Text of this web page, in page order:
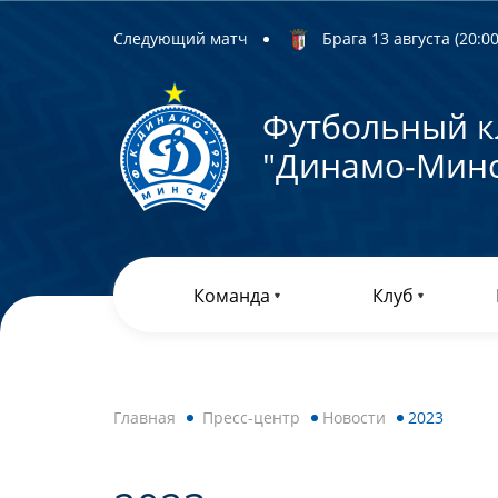
Следующий матч Брага 13 августа
Футбольный
"Динамо-
Команда Клуб
Главная Пресс-центр Новости 2023